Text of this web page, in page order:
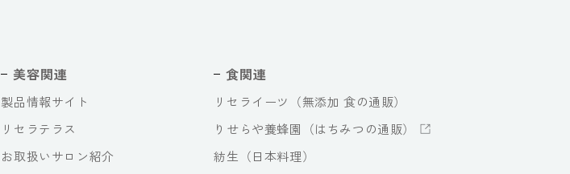
美容関連
製品情報サイト
リセラテラス
お取扱いサロン紹介
食関連
リセライーツ（無添加 食の通販）
りせらや養蜂園（はちみつの通販）
紡生（日本料理）